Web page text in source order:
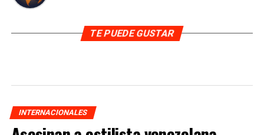
TE PUEDE GUSTAR
INTERNACIONALES